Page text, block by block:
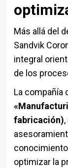
Más allá del
Sandvik
integral
de los
La compañía
fabricación)
optimizar la